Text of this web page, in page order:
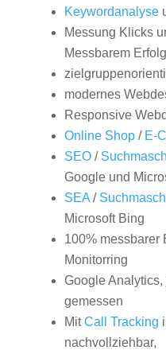
Keywordanalyse
Messung Klicks
Messbarem Erfolg
modernes
Responsive
Online Shop/ E-
SEO/
Google und
SEA/
Microsoft Bing
100% messbarer
Monitorring
Google
gemessen
MitCall Tracking
nachvollziehbar,